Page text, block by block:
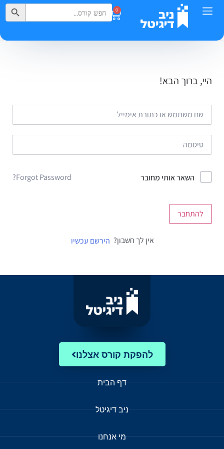
0
Search
for:
Search Button
היי, ברוך הבא!
השאר אותי מחובר Forgot Password?
להתחבר
אין לך חשבון? הירשם עכשיו
להפקת קורס אצלנו
דף הבית
ניב דיגיטל
מי אנחנו